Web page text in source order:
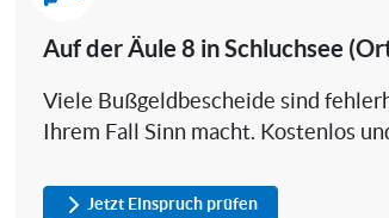
Auf der Äule 8 in Schluchsee
Viele Bußgeldbescheide sind
Ihrem Fall Sinn macht. Kostenlos
Jetzt Einspruch prüfen